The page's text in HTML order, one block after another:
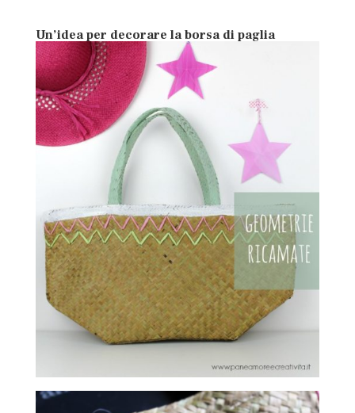
Un’idea per decorare la borsa di paglia